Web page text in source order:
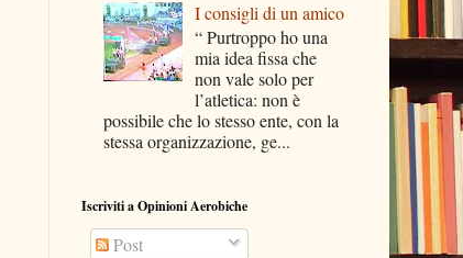
I consigli di un amico
“ Purtroppo ho una
mia idea fissa che
non vale solo per
l’atletica: non è
possibile che lo stesso ente, con la
stessa organizzazione, ge...
Iscriviti a Opinioni Aerobiche
Post